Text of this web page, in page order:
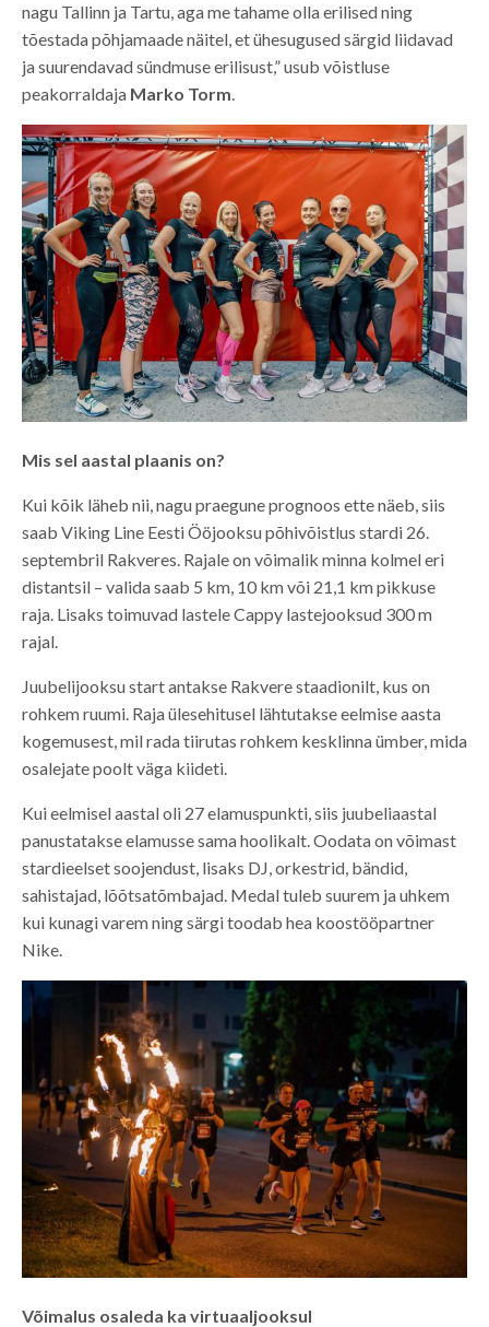
nagu Tallinn ja Tartu, aga me tahame olla erilised ning
tõestada põhjamaade näitel, et ühesugused särgid liidavad
ja suurendavad sündmuse erilisust,” usub võistluse
peakorraldaja Marko Torm.
Mis sel aastal plaanis on?
Kui kõik läheb nii, nagu praegune prognoos ette näeb, siis
saab Viking Line Eesti Ööjooksu põhivõistlus stardi 26.
septembril Rakveres. Rajale on võimalik minna kolmel eri
distantsil – valida saab 5 km, 10 km või 21,1 km pikkuse
raja. Lisaks toimuvad lastele Cappy lastejooksud 300 m
rajal.
Juubelijooksu start antakse Rakvere staadionilt, kus on
rohkem ruumi. Raja ülesehitusel lähtutakse eelmise aasta
kogemusest, mil rada tiirutas rohkem kesklinna ümber, mida
osalejate poolt väga kiideti.
Kui eelmisel aastal oli 27 elamuspunkti, siis juubeliaastal
panustatakse elamusse sama hoolikalt. Oodata on võimast
stardieelset soojendust, lisaks DJ, orkestrid, bändid,
sahistajad, lõõtsatõmbajad. Medal tuleb suurem ja uhkem
kui kunagi varem ning särgi toodab hea koostööpartner
Nike.
Võimalus osaleda ka virtuaaljooksul